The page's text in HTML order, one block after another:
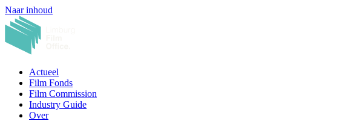
Naar inhoud
Actueel
Film Fonds
Film Commission
Industry Guide
Over